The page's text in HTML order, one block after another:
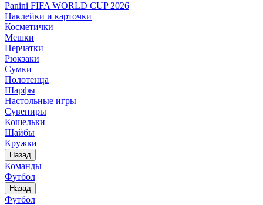
Panini FIFA WORLD CUP 2026
Наклейки и карточки
Косметички
Мешки
Перчатки
Рюкзаки
Сумки
Полотенца
Шарфы
Настольные игры
Сувениры
Кошельки
Шайбы
Кружки
Назад
Команды
Футбол
Назад
Футбол